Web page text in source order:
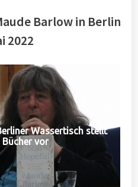
Barlow in Berlin
2022
Wassertisch stellt
vor